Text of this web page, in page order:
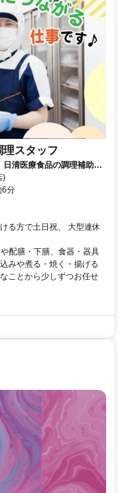
理スタッフ
清医療食品の調理補助
)
6分
る方で土日祝、 大型連休
配膳・下膳、食器・器具
みや煮る・焼く・揚げる
ことから少しずつお任せ